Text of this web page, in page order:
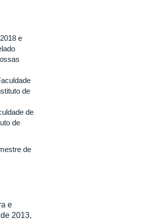
e
de
de
de
de
e
2013,